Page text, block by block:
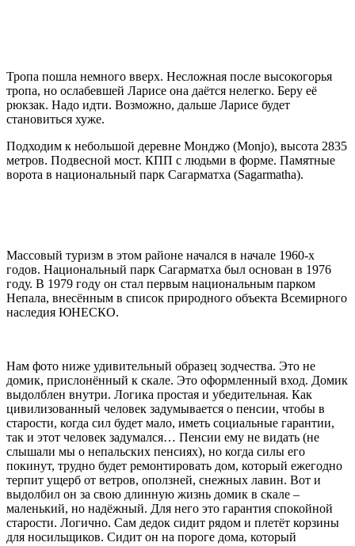
Тропа пошла немного вверх. Несложная после высокогорья
тропа, но ослабевшей Ларисе она даётся нелегко. Беру её
рюкзак. Надо идти. Возможно, дальше Ларисе будет
становиться хуже.
Подходим к небольшой деревне Монджо (Monjo), высота 2835
метров. Подвесной мост. КПП с людьми в форме. Памятные
ворота в национальный парк Сагарматха (Sagarmatha).
Массовый туризм в этом районе начался в начале 1960-х
годов. Национальный парк Сагарматха был основан в 1976
году. В 1979 году он стал первым национальным парком
Непала, внесённым в список природного объекта Всемирного
наследия ЮНЕСКО.
Нам фото ниже удивительный образец зодчества. Это не
домик, прислонённый к скале. Это оформленный вход. Домик
выдолблен внутри. Логика простая и убедительная. Как
цивилизованный человек задумывается о пенсии, чтобы в
старости, когда сил будет мало, иметь социальные гарантии,
так и этот человек задумался… Пенсии ему не видать (не
слышали мы о непальских пенсиях), но когда силы его
покинут, трудно будет ремонтировать дом, который ежегодно
терпит ущерб от ветров, оползней, снежных лавин. Вот и
выдолбил он за свою длинную жизнь домик в скале –
маленький, но надёжный. Для него это гарантия спокойной
старости. Логично. Сам дедок сидит рядом и плетёт корзины
для носильщиков. Сидит он на пороге дома, который